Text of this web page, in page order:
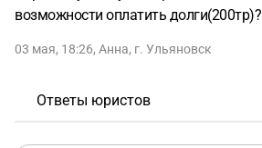
возможности оплатить долги(200тр)?
03 мая, 18:26, Анна, г. Ульяновск
Ответы юристов